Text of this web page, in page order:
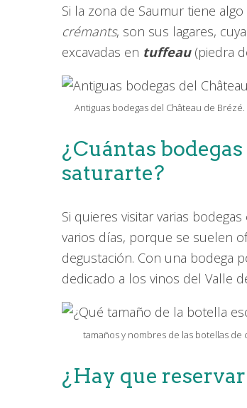
Si la zona de Saumur tiene
crémants, son sus lagares,
excavadas en tuffeau(piedra
Antiguas bodegas del Château de
¿Cuántas
saturarte?
Si quieres visitar varias
varios días, porque se suelen
degustación. Con una bodega
dedicado a los vinos del Valle
tamaños y nombres de las botellas de
¿Hay que